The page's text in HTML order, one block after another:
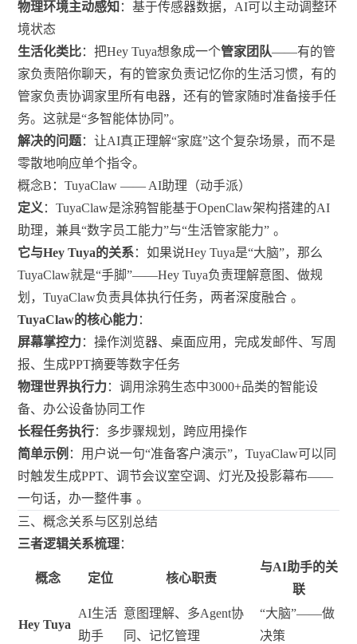
物理环境主动感知 ：基于传感器数据，AI可以主动调整环
境状态
生活化类比：把Hey Tuya想象成一个管家团队——有的管
家负责陪你聊天，有的管家负责记忆你的生活习惯，有的
管家负责协调家里所有电器，还有的管家随时准备接手任
务。这就是“多智能体协同”。
解决的问题：让AI真正理解“家庭”这个复杂场景，而不是
零散地响应单个指令。
概念B：TuyaClaw —— AI助理（动手派）
定义：TuyaClaw是涂鸦智能基于OpenClaw架构搭建的AI
助理，兼具“数字员工能力”与“生活管家能力” 。
它与Hey Tuya的关系：如果说Hey Tuya是“大脑”，那么
TuyaClaw就是“手脚”——Hey Tuya负责理解意图、做规
划，TuyaClaw负责具体执行任务，两者深度融合 。
TuyaClaw的核心能力：
屏幕掌控力：操作浏览器、桌面应用，完成发邮件、写周
报、生成PPT摘要等数字任务
物理世界执行力：调用涂鸦生态中3000+品类的智能设
备、办公设备协同工作
长程任务执行：多步骤规划，跨应用操作
简单示例 ：用户说一句“准备客户演示”，TuyaClaw可以同
时触发生成PPT、调节会议室空调、灯光及投影幕布——
一句话，办一整件事 。
三、概念关系与区别总结
三者逻辑关系梳理：
概念 定位 核心职责
与AI助手的关
联
Hey Tuya
AI生活
助手
意图理解、多Agent协
同、记忆管理
“大脑”——做
决策